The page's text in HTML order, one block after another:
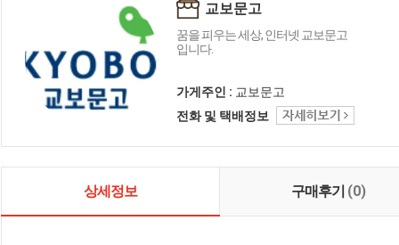
교보문고
꿈을 피우는 세상, 인터넷 교보문고
입니다.
가게주인 : 교보문고
전화 및 택배정보
상세정보 구매후기 (0)